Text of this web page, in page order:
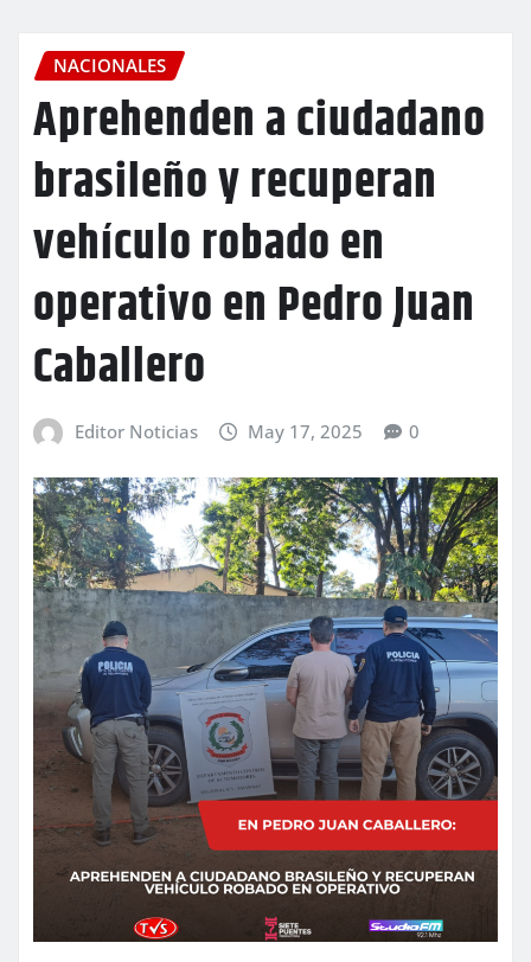
NACIONALES
Aprehenden a ciudadano
brasileño y recuperan
vehículo robado en
operativo en Pedro Juan
Caballero
Editor Noticias May 17, 2025 0